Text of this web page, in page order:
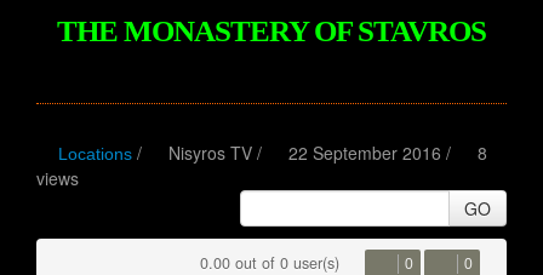
THE MONASTERY OF STAVROS
Locations / Nisyros TV / 22 September 2016 /
8
views
GO
0.00 out of 0 user(s) 0 0